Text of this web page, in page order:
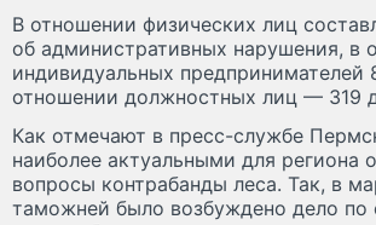
В отношении физических лиц
об административных нарушения, в
индивидуальных предпринимателей
отношении должностных лиц — 319
Как отмечают в пресс-службе
наиболее актуальными для региона
вопросы контрабанды леса. Так, в
таможней было возбуждено дело по